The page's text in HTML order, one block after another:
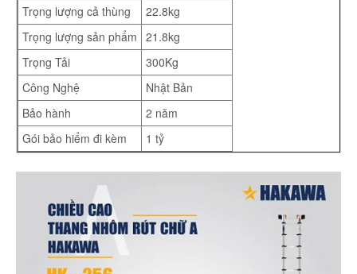
Trọng lượng cả thùng
22.8kg
Trọng lượng sản phẩm 21.8kg
Trọng Tải
300Kg
Công Nghệ
Nhật Bản
Bảo hành
2 năm
Gói bảo hiểm đi kèm
1 tỷ